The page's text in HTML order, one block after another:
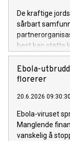
De kraftige
sårbart
best kan støtte
Ebola-
florerer
20.6.2026
Ebola-viruset
Manglende
vanskelig å